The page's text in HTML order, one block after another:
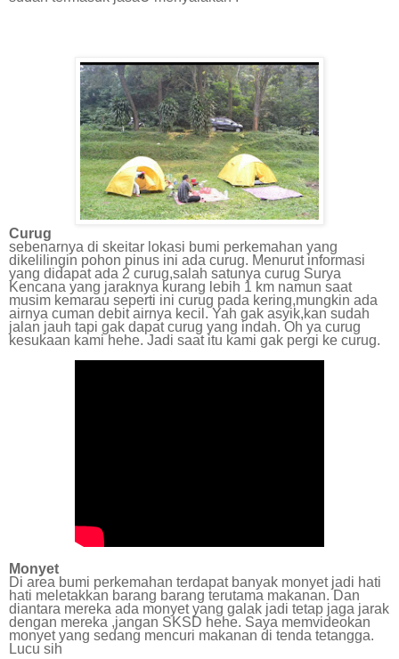
Curug
sebenarnya di skeitar lokasi bumi perkemahan yang
dikelilingin pohon pinus ini ada curug. Menurut informasi
yang didapat ada 2 curug,salah satunya curug Surya
Kencana yang jaraknya kurang lebih 1 km namun saat
musim kemarau seperti ini curug pada kering,mungkin ada
airnya cuman debit airnya kecil. Yah gak asyik,kan sudah
jalan jauh tapi gak dapat curug yang indah. Oh ya curug
kesukaan kami hehe. Jadi saat itu kami gak pergi ke curug.
Monyet
Di area bumi perkemahan terdapat banyak monyet jadi hati
hati meletakkan barang barang terutama makanan. Dan
diantara mereka ada monyet yang galak jadi tetap jaga jarak
dengan mereka ,jangan SKSD hehe. Saya memvideokan
monyet yang sedang mencuri makanan di tenda tetangga.
Lucu sih